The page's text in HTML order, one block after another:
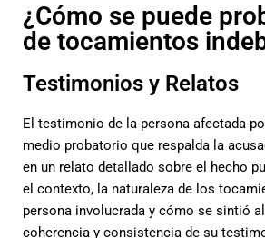
¿Cómo se puede
de tocamientos
Testimonios y Relatos
El testimonio de la persona afectada
medio probatorio que respalda la
en un relato detallado sobre el hecho
el contexto, la naturaleza de los
persona involucrada y cómo se sintió
coherencia y consistencia de su